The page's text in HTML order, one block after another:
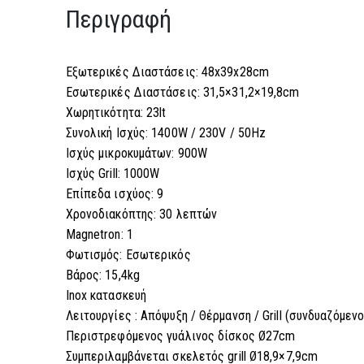
Περιγραφή
Εξωτερικές Διαστάσεις: 48x39x28cm
Εσωτερικές Διαστάσεις: 31,5×31,2×19,8cm
Χωρητικότητα: 23lt
Συνολική Ισχύς: 1400W / 230V / 50Hz
Ισχύς μικροκυμάτων: 900W
Ισχύς Grill: 1000W
Επίπεδα ισχύος: 9
Χρονοδιακόπτης: 30 λεπτών
Magnetron: 1
Φωτισμός: Εσωτερικός
Βάρος: 15,4kg
Inox κατασκευή
Λειτουργίες : Απόψυξη / Θέρμανση / Grill
Περιστρεφόμενος γυάλινος δίσκος Ø27cm
Συμπεριλαμβάνεται σκελετός grill Ø18,9×7,9cm